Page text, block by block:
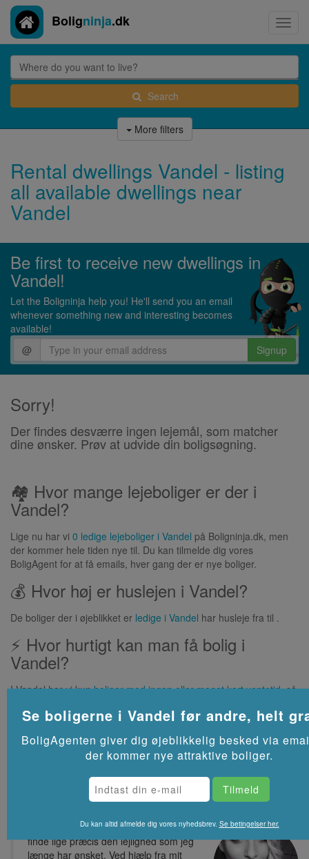
Boligninja.dk
Search
More filters
Rental dwellings Vandel - listing
all available dwellings near
Vandel
Be first to receive new dwellings in
Vandel!
Let the Boligninja help you! He'll send you an email
whenever something new and interesting becomes
available!
@
Signup
Sorry!
Der findes desværre ingen lejemål, som matcher
dine ønsker. Prøv at udvide din boligsøgning.
🏘 Hvor mange lejeboliger er der i
Vandel?
Lige nu har vi 0 ledige lejeboliger i Vandel på Boligninja.dk, men
der kommer hele tiden nye til. Du kan tilmelde dig vores
BoligAgent for at få emails, hver gang der er nye boliger.
💰 Hvor høj er huslejen i Vandel?
De boliger der i øjeblikket er ledige i Vandel har husleje fra til .
⚡ Hvor hurtigt kan man få bolig i
Vandel?
I Vandel har vi kunboliger med ingen eller meget kort ventetid, så
måneder.
Tak for at have hjulpet mig med, at
finde lige præcis den lejlighed som jeg
længe har ønsket. Ved hjælp fra mit
Se boligerne i Vandel før andre, helt
BoligAgenten giver dig øjeblikkelig besked via
der kommer nye attraktive boliger.
Du kan altid afmelde dig vores nyhedsbrev. Se betingelser her.